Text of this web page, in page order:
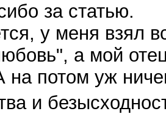
за статью.
у меня взял
а мой
потом уж
и